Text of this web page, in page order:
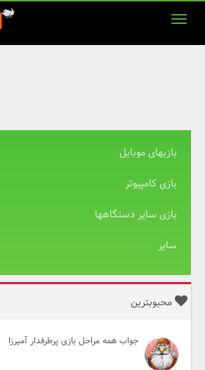
بازیهای موبایل
بازی کامپیوتر
بازی سایر دستگاهها
سایر
محبوبترین
جواب همه مراحل بازی پرطرفدار آمیرزا